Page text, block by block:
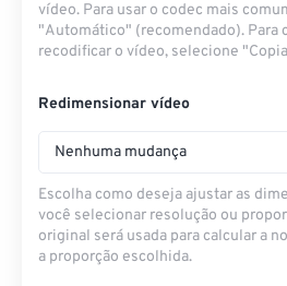
vídeo. Para usar o codec mais
"Automático" (recomendado). Para
recodificar o vídeo, selecione
Redimensionar vídeo
Nenhuma mudança
Escolha como deseja ajustar as
você selecionar resolução ou
original será usada para calcular a
a proporção escolhida.